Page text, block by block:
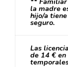
la madre
hijo/a
seguro.
Las
de 14 €